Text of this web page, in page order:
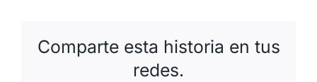
Comparte esta historia en tus
redes.